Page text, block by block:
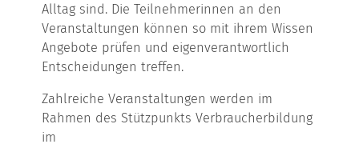
Alltag sind. Die Teilnehmerinnen an den
Veranstaltungen können so mit ihrem Wissen
Angebote prüfen und eigenverantwortlich
Entscheidungen treffen.
Zahlreiche Veranstaltungen werden im
Rahmen des Stützpunkts Verbraucherbildung
im